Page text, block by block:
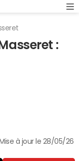
:
Mise à jour le 28/05/26